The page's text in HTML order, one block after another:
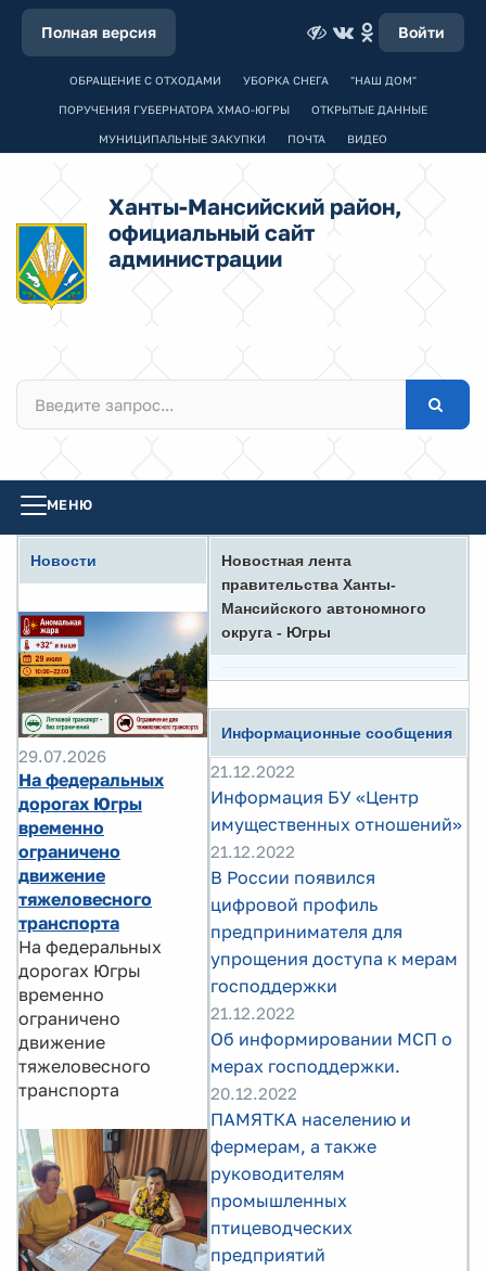
Полная версия Войти
ОБРАЩЕНИЕ С ОТХОДАМИ УБОРКА СНЕГА "НАШ ДОМ"
ПОРУЧЕНИЯ ГУБЕРНАТОРА ХМАО-ЮГРЫ ОТКРЫТЫЕ ДАННЫЕ
МУНИЦИПАЛЬНЫЕ ЗАКУПКИ ПОЧТА ВИДЕО
Ханты-Мансийский район,
официальный сайт
администрации
МЕНЮ
Новости
29.07.2026
На федеральных
дорогах Югры
временно
ограничено
движение
тяжеловесного
транспорта
На федеральных
дорогах Югры
временно
ограничено
движение
тяжеловесного
транспорта
Новостная лента
правительства Ханты-
Мансийского автономного
округа - Югры
Информационные сообщения
21.12.2022
Информация БУ «Центр
имущественных отношений»
21.12.2022
В России появился
цифровой профиль
предпринимателя для
упрощения доступа к мерам
господдержки
21.12.2022
Об информировании МСП о
мерах господдержки.
20.12.2022
ПАМЯТКА населению и
фермерам, а также
руководителям
промышленных
птицеводческих
предприятий